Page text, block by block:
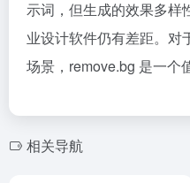
示词，但生成的效果多样
业设计软件仍有差距。对
场景，remove.bg 是一个
相关导航